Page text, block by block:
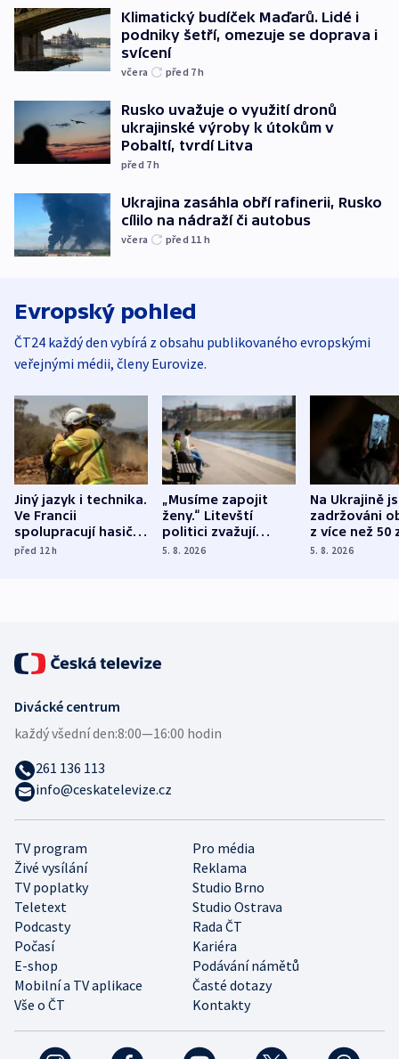
Klimatický budíček Maďarů. Lidé i
podniky šetří, omezuje se doprava i
svícení
včera před 7h
Rusko uvažuje o využití dronů
ukrajinské výroby k útokům v
Pobaltí, tvrdí Litva
před 7h
Ukrajina zasáhla obří rafinerii, Rusko
cílilo na nádraží či autobus
včera před 11 h
Evropský pohled
ČT24 každý den vybírá z obsahu publikovaného evropskými
veřejnými médii, členy Eurovize.
Jiný jazyk i technika.
Ve Francii
spolupracují hasiči z
různých zemí
před 12h
„Musíme zapojit
ženy.“ Litevští
politici zvažují
dohodu o
5. 8. 2026
Na Ukrajině
zadržováni
z více než 50
Bojovali na
5. 8. 2026
TV program
Pro média
Živé vysílání
Reklama
TV poplatky
Studio Brno
Teletext
Studio Ostrava
Podcasty
Rada ČT
Počasí
Kariéra
E-shop
Podávání námětů
Mobilní a TV aplikace
Časté dotazy
Vše o ČT
Kontakty
Divácké centrum
každý všední den:8:00—16:00 hodin
261 136 113
info@ceskatelevize.cz